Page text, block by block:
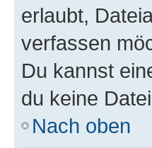
erlaubt,
verfassen
Du kannst
du keine
Nach oben